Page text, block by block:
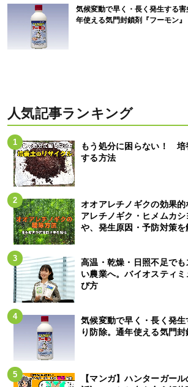
気候変動で早く・長く発生する
年使える気門封鎖剤『フーモン』
人気記事ランキング
もう処分に困らない！ 培
する方法
オオアレチノギクの効果的
アレチノギク・ヒメムカ
や、発生原因・予防対策を
高温・乾燥・日照不足で
い農業へ。バイオスティ
び方
気候変動で早く・長く発
り防除。通年使える気門封
【マンガ】ハンターガー